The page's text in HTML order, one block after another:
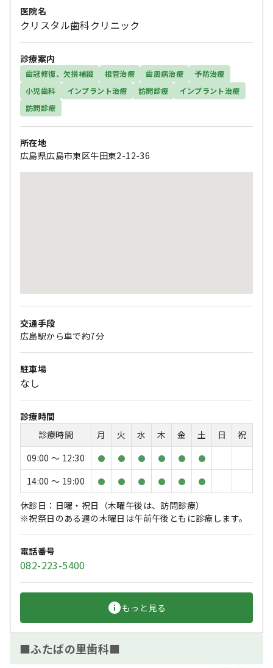
医院名
クリスタル歯科クリニック
診療案内
歯冠修復、欠損補綴 根管治療 歯周病治療
予防治療
小児歯科
インプラント治療 訪問診療
インプラント治療
訪問診療
所在地
広島県広島市東区牛田東2-12-36
交通手段
広島駅から車で約7分
駐車場
なし
診療時間
診療時間
月 火 水 木 金 土 日
祝
09:00 〜 12:30
● ● ● ● ● ●
14:00 〜 19:00 ● ● ● ● ● ●
休診日：日曜・祝日（木曜午後は、訪問診療）
※祝祭日のある週の木曜日は午前午後ともに診療します。
電話番号
082-223-5400
もっと見る
■ふたばの里歯科■